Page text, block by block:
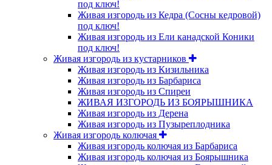
под ключ!
Живая изгородь из Кедра (Сосны кедровой)
под ключ!
Живая изгородь из Ели канадской Коники
под ключ!
Живая изгородь из кустарников
Живая изгородь из Кизильника
Живая изгородь из Барбариса
Живая изгородь из Спиреи
ЖИВАЯ ИЗГОРОДЬ ИЗ БОЯРЫШНИКА
Живая изгородь из Дерена
Живая изгородь из Пузыреплодника
Живая изгородь колючая
Живая изгородь колючая из Барбариса
Живая изгородь колючая из Боярышника